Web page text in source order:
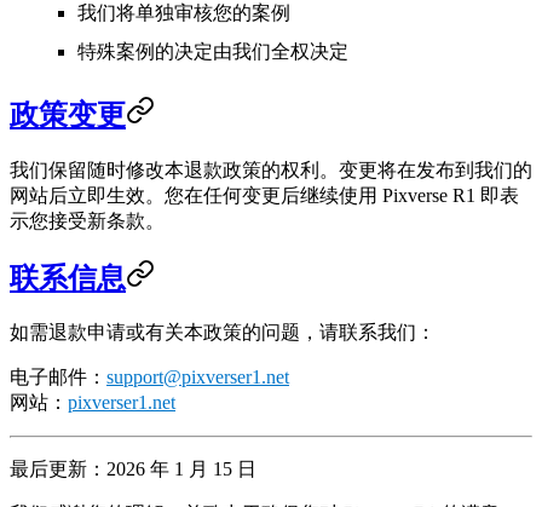
我们将单独审核您的案例
特殊案例的决定由我们全权决定
政策变更
我们保留随时修改本退款政策的权利。变更将在发布到我们的
网站后立即生效。您在任何变更后继续使用 Pixverse R1 即表
示您接受新条款。
联系信息
如需退款申请或有关本政策的问题，请联系我们：
电子邮件 ： support@pixverser1.net
网站 ： pixverser1.net
最后更新 ：2026 年 1 月 15 日